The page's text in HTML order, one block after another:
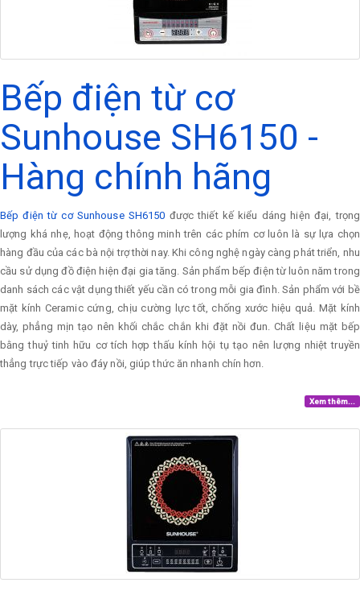
Bếp điện từ cơ
Sunhouse SH6150 -
Hàng chính hãng
Bếp điện từ cơ Sunhouse SH6150 được thiết kế kiểu dáng hiện đại, trọng
lượng khá nhẹ, hoạt động thông minh trên các phím cơ luôn là sự lựa chọn
hàng đầu của các bà nội trợ thời nay. Khi công nghệ ngày càng phát triển, nhu
cầu sử dụng đồ điện hiện đại gia tăng. Sản phẩm bếp điện từ luôn năm trong
danh sách các vật dụng thiết yếu cần có trong mỗi gia đình. Sản phẩm với bề
mặt kính Ceramic cứng, chịu cường lực tốt, chống xước hiệu quả. Mặt kính
dày, phẳng mịn tạo nên khối chắc chắn khi đặt nồi đun. Chất liệu mặt bếp
bằng thuỷ tinh hữu cơ tích hợp thấu kính hội tụ tạo nên lượng nhiệt truyền
thẳng trực tiếp vào đáy nồi, giúp thức ăn nhanh chín hơn.
Xem thêm...